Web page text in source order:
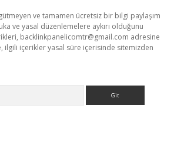
ve tamamen ücretsiz bir bilgi paylaşım
ve yasal düzenlemelere aykırı olduğunu
backlinkpanelicomtr@gmail.com adresine
ilgili içerikler yasal süre içerisinde sitemizden